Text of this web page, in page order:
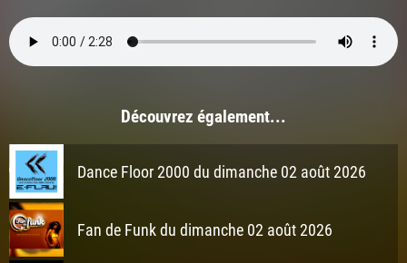
Découvrez également...
Dance Floor 2000 du dimanche 02 août 2026
Fan de Funk du dimanche 02 août 2026